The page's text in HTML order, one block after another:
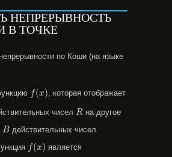
НЕПРЕРЫВНОСТЬ
В ТОЧКЕ
по Коши (на языке
f(x)
(x , которая отображает
чисел R
R на другое
B
B действительных чисел.
f(x)
(x является